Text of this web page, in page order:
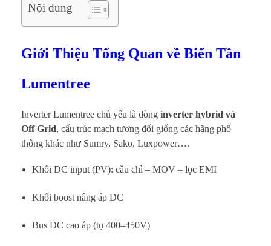
Nội dung
Giới Thiệu Tổng Quan về Biến Tần
Lumentree
Inverter Lumentree chủ yếu là dòng inverter hybrid và
Off Grid, cấu trúc mạch tương đối giống các hãng phổ
thông khác như Sumry, Sako, Luxpower….
Khối DC input (PV): cầu chì – MOV – lọc EMI
Khối boost nâng áp DC
Bus DC cao áp (tụ 400–450V)